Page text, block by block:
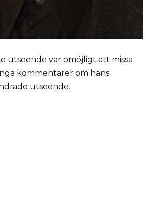
utseende var omöjligt att missa
kommentarer om hans
utseende.